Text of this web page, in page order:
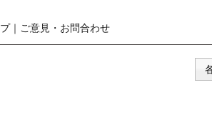
｜ ご意見・お問合わせ